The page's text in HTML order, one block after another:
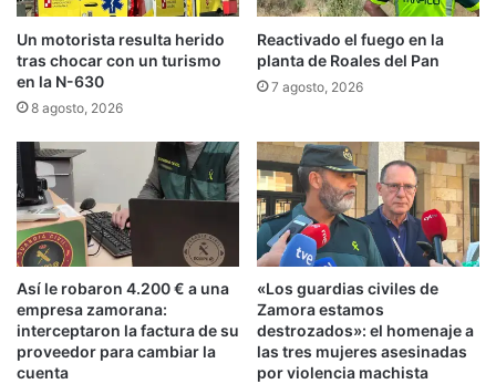
Un motorista resulta herido
tras chocar con un turismo
en la N-630
8 agosto, 2026
Reactivado el fuego en la
planta de Roales del Pan
7 agosto, 2026
Así le robaron 4.200 € a una
empresa zamorana:
interceptaron la factura de su
proveedor para cambiar la
cuenta
«Los guardias civiles de
Zamora estamos
destrozados»: el homenaje a
las tres mujeres asesinadas
por violencia machista